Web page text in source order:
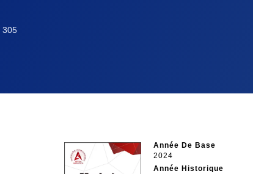
305
Année De Base
2024
Année Historique